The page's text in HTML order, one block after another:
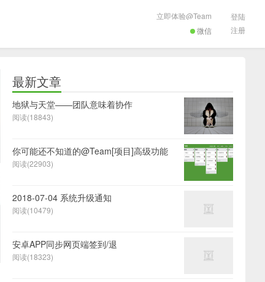
微信
立即体验@Team
登陆
注册
最新文章
地狱与天堂——团队意味着协作
阅读(18843)
你可能还不知道的@Team[项目]高级功能
阅读(22903)
2018-07-04 系统升级通知
阅读(10479)
安卓APP同步网页端签到/退
阅读(18323)